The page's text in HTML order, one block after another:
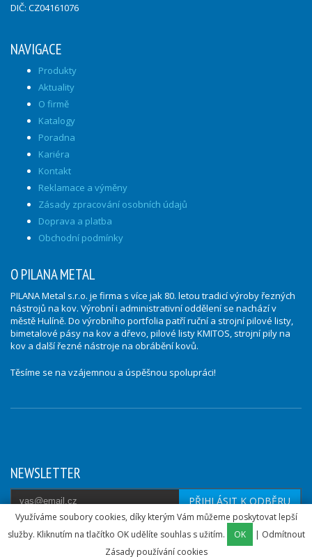
DIČ: CZ04161076
NAVIGACE
Produkty
Aktuality
O firmě
Katalogy
Poradna
Kariéra
Kontakt
Reklamace a výměny
Zásady zpracování osobních údajů
Doprava a platba
Obchodní podmínky
O PILANA METAL
PILANA Metal s.r.o. je firma s více jak 80. letou tradicí výroby řezných
nástrojů na kov. Výrobní i administrativní oddělení se nachází v
městě Hulíně. Do výrobního portfolia patří ruční a strojní pilové listy,
bimetalové pásy na kov a dřevo, pilové listy KMITOS, strojní pily na
kov a další řezné nástroje na obrábění kovů.
Těsíme se na vzájemnou a úspěšnou spolupráci!
NEWSLETTER
PŘIHLÁSIT K ODBĚRU
© 2015 - 2026 Pilanametal |Zásady používání cookies
Využíváme soubory cookies, díky kterým Vám můžeme poskytovat lepší
služby. Kliknutím na tlačítko OK udělíte souhlas s užitím.
OK | Odmítnout
Zásady používání cookies